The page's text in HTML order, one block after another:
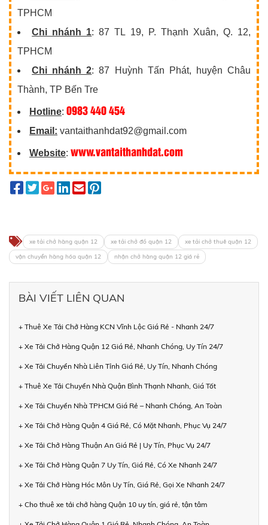
TPHCM
Chi nhánh 1: 87 TL 19, P. Thạnh Xuân, Q. 12,
TPHCM
Chi nhánh 2: 87 Huỳnh Tấn Phát, huyện Châu
Thành, TP Bến Tre
Hotline: 0983 440 454
Email: vantaithanhdat92@gmail.com
Website: www.vantaithanhdat.com
xe tải chở hàng quận 12 xe tải chở đồ quận 12
xe tải chở thuê quận 12
vận chuyển hàng hóa quận 12
nhận chở hàng quận 12 giá rẻ
BÀI VIẾT LIÊN QUAN
+ Thuê Xe Tải Chở Hàng KCN Vĩnh Lộc Giá Rẻ - Nhanh 24/7
+ Xe Tải Chở Hàng Quận 12 Giá Rẻ, Nhanh Chóng, Uy Tín 24/7
+ Xe Tải Chuyển Nhà Liên Tỉnh Giá Rẻ, Uy Tín, Nhanh Chóng
+ Thuê Xe Tải Chuyển Nhà Quận Bình Thạnh Nhanh, Giá Tốt
+ Xe Tải Chuyển Nhà TPHCM Giá Rẻ – Nhanh Chóng, An Toàn
+ Xe Tải Chở Hàng Quận 4 Giá Rẻ, Có Mặt Nhanh, Phục Vụ 24/7
+ Xe Tải Chở Hàng Thuận An Giá Rẻ | Uy Tín, Phục Vụ 24/7
+ Xe Tải Chở Hàng Quận 7 Uy Tín, Giá Rẻ, Có Xe Nhanh 24/7
+ Xe Tải Chở Hàng Hóc Môn Uy Tín, Giá Rẻ, Gọi Xe Nhanh 24/7
+ Cho thuê xe tải chở hàng Quận 10 uy tín, giá rẻ, tận tâm